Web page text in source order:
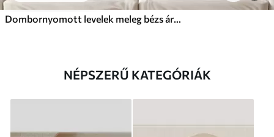
Dombornyomott levelek meleg bézs árnyalatokban
NÉPSZERŰ KATEGÓRIÁK